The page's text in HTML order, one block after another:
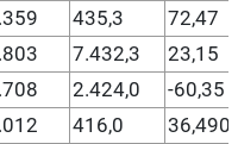
435,3
72,47
7.432,3
23,15
2.424,0
-60,35
416,0